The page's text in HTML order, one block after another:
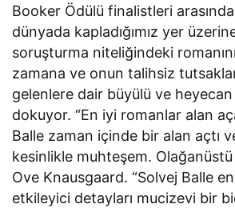
Booker Ödülü finalistleri
dünyada kapladığımız yer
soruşturma niteliğindeki
zamana ve onun talihsiz
gelenlere dair büyülü ve
dokuyor. “En iyi romanlar alan
Balle zaman içinde bir alan açtı
kesinlikle muhteşem.
Ove Knausgaard. “Solvej Balle
etkileyici detayları mucizevi bir